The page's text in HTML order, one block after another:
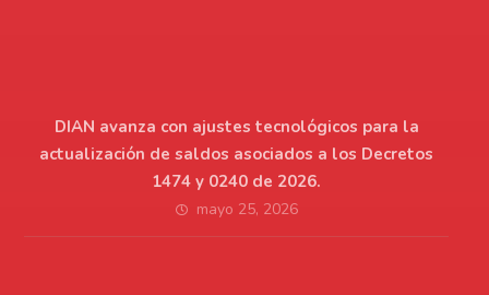
DIAN avanza con ajustes tecnológicos para la
actualización de saldos asociados a los Decretos
1474 y 0240 de 2026.
mayo 25, 2026